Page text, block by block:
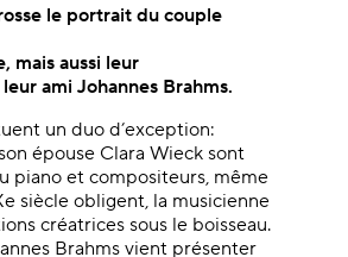
le portrait du couple
mais aussi leur
ami Johannes Brahms.
un duo d’exception:
épouse Clara Wieck sont
piano et compositeurs, même
siècle obligent, la musicienne
créatrices sous le boisseau.
Brahms vient présenter